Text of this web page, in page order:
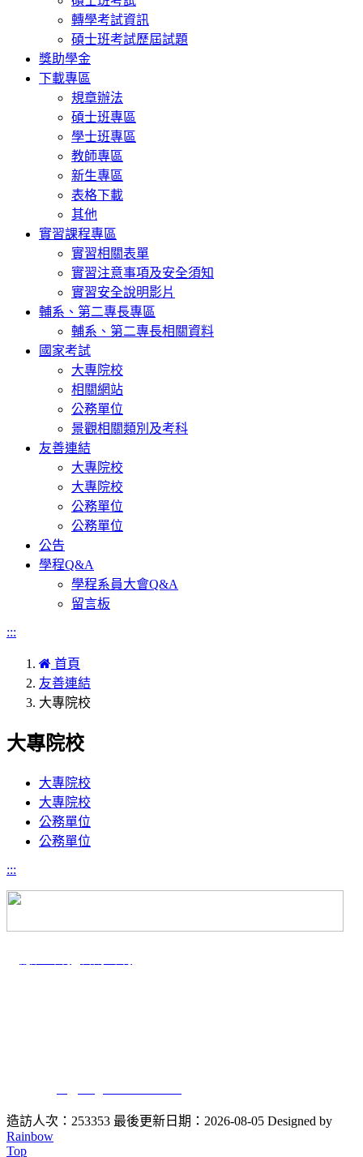
轉學考試資訊
碩士班考試歷屆試題
獎助學金
下載專區
規章辦法
碩士班專區
學士班專區
教師專區
新生專區
表格下載
其他
實習課程專區
實習相關表單
實習注意事項及安全須知
實習安全說明影片
輔系、第二專長專區
輔系、第二專長相關資料
國家考試
大專院校
相關網站
公務單位
景觀相關類別及考科
友善連結
大專院校
大專院校
公務單位
公務單位
公告
學程Q&A
學程系員大會Q&A
留言板
:::
首頁
友善連結
大專院校
大專院校
大專院校
大專院校
公務單位
公務單位
:::
造訪人次：253353 最後更新日期：2026-08-05 Designed by
Rainbow
Top